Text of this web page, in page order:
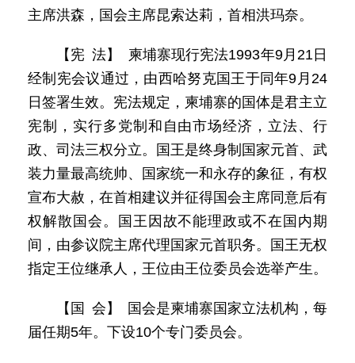
主席洪森，国会主席昆索达莉，首相洪玛奈。
【宪 法】 柬埔寨现行宪法1993年9月21日
经制宪会议通过，由西哈努克国王于同年9月24
日签署生效。宪法规定，柬埔寨的国体是君主立
宪制，实行多党制和自由市场经济，立法、行
政、司法三权分立。国王是终身制国家元首、武
装力量最高统帅、国家统一和永存的象征，有权
宣布大赦，在首相建议并征得国会主席同意后有
权解散国会。国王因故不能理政或不在国内期
间，由参议院主席代理国家元首职务。国王无权
指定王位继承人，王位由王位委员会选举产生。
【国 会】 国会是柬埔寨国家立法机构，每
届任期5年。下设10个专门委员会。